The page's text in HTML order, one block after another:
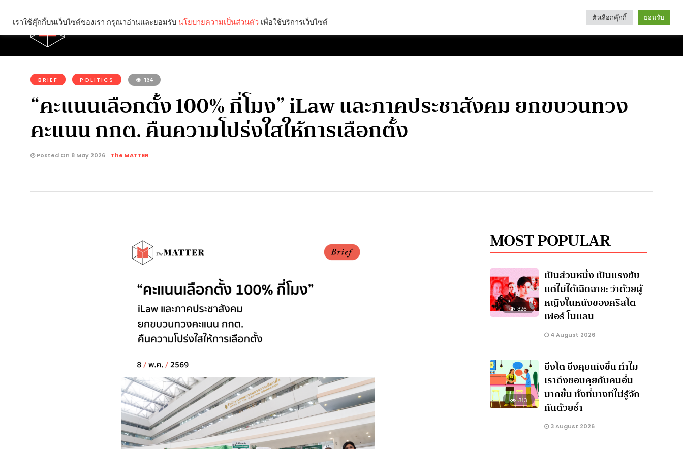
Categories
BRIEF POLITICS 134
“คะแนนเลือกตั้ง 100% กี่โมง” iLaw และภาคประชาสังคม ยกขบวนทวง
คะแนน กกต. คืนความโปร่งใสให้การเลือกตั้ง
Posted On 8 May 2026 The MATTER
MOST POPULAR
326
เป็นส่วนหนึ่ง เป็นแรงขับ
แต่ไม่ได้เฉิดฉาย: ว่าด้วยผู้
หญิงในหนังของคริสโต
เฟอร์ โนแลน
4 August 2026
313
ยิ่งโต ยิ่งคุยเก่งขึ้น ทำไม
เราถึงชอบคุยกับคนอื่น
มากขึ้น ทั้งที่บางทีไม่รู้จัก
กันด้วยซ้ำ
3 August 2026
เราใช้คุ๊กกี้บนเว็บไซต์ของเรา กรุณาอ่านและยอมรับ นโยบายความเป็นส่วนตัว เพื่อใช้บริการเว็บไซต์ ตัวเลือกคุ๊กกี้ ยอมรับ